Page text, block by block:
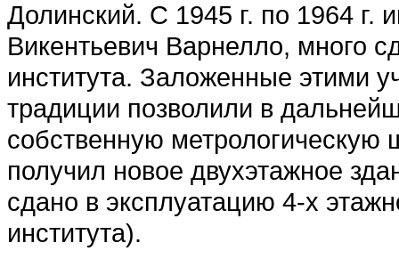
Долинский. С 1945 г. по 1964 г.
Викентьевич Варнелло, много
института. Заложенные этими
традиции позволили в
собственную метрологическую
получил новое двухэтажное
сдано в эксплуатацию 4-х
института).